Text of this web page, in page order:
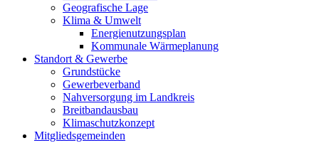
Geografische Lage
Klima & Umwelt
Energienutzungsplan
Kommunale Wärmeplanung
Standort & Gewerbe
Grundstücke
Gewerbeverband
Nahversorgung im Landkreis
Breitbandausbau
Klimaschutzkonzept
Mitgliedsgemeinden